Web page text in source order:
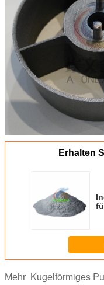
Erhalten
Mehr Kugelförmiges